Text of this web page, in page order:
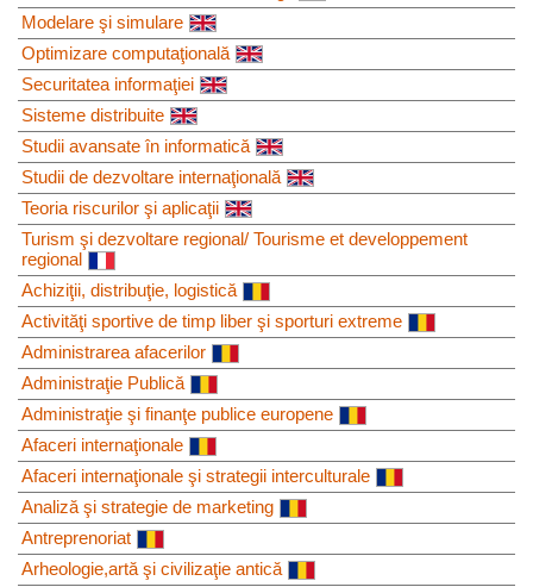
Modelare şi simulare
Optimizare computaţională
Securitatea informaţiei
Sisteme distribuite
Studii avansate în informatică
Studii de dezvoltare internaţională
Teoria riscurilor şi aplicaţii
Turism şi dezvoltare regional/ Tourisme et developpement
regional
Achiziţii, distribuţie, logistică
Activităţi sportive de timp liber şi sporturi extreme
Administrarea afacerilor
Administraţie Publică
Administraţie şi finanţe publice europene
Afaceri internaţionale
Afaceri internaţionale şi strategii interculturale
Analiză şi strategie de marketing
Antreprenoriat
Arheologie,artă şi civilizaţie antică